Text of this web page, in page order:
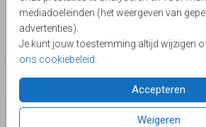
mediadoeleinden (het weergeven van
advertenties).
Je kunt jouw toestemming altijd wijzigen
ons cookiebeleid
Accepteren
Weigeren
Collectie
Rouwkaarten baby
Deze producten zijn wellicht ook